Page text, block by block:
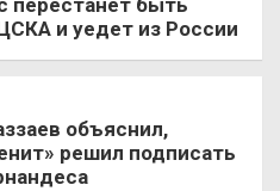
перестанет быть
и уедет из России
объяснил,
решил подписать